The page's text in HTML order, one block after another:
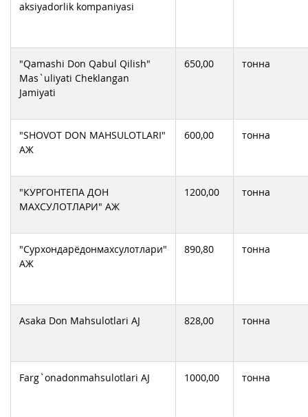
aksiyadorlik komрaniyasi
"Qamashi Don Qabul Qilish"
Mas`uliyati Cheklangan
Jamiyati
650,00 тонна
"SHOVOT DON MAHSULOTLARI"
АЖ
600,00 тонна
"КУРГОНТЕПА ДОН
МАХСУЛОТЛАРИ" АЖ
1200,00 тонна
"Сурхондарёдонмахсулотлари"
АЖ
890,80 тонна
Asaka Don Mahsulotlari AJ 828,00 тонна
Farg`onadonmahsulotlari AJ 1000,00 тонна